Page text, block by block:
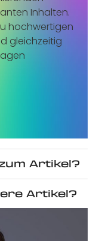
Inhalten.
hochwertigen
gleichzeitig
Artikel?
Artikel?